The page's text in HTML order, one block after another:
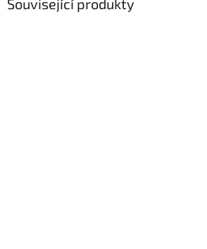
Související produkty